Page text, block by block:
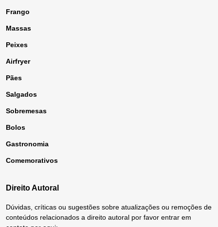
Frango
Massas
Peixes
Airfryer
Pães
Salgados
Sobremesas
Bolos
Gastronomia
Comemorativos
Direito Autoral
Dúvidas, críticas ou sugestões sobre atualizações ou remoções de
conteúdos relacionados a direito autoral por favor entrar em